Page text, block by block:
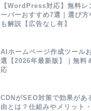
【WordPress対応】無料レ
ーバーおすすめ7選｜選び方
も解説【広告なし有】
AIホームページ作成ツール
選【2026年最新版】｜無料
応
CDNがSEO対策で効果があ
由とは？仕組みやメリット